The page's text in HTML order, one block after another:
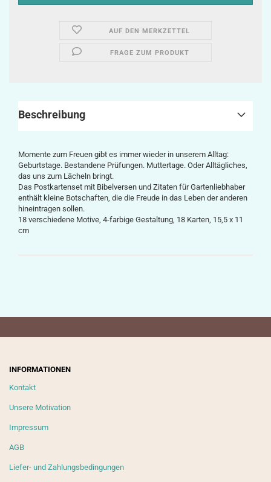
AUF DEN MERKZETTEL
FRAGE ZUM PRODUKT
Beschreibung
Momente zum Freuen gibt es immer wieder in unserem Alltag:
Geburtstage. Bestandene Prüfungen. Muttertage. Oder Alltägliches,
das uns zum Lächeln bringt.
Das Postkartenset mit Bibelversen und Zitaten für Gartenliebhaber
enthält kleine Botschaften, die die Freude in das Leben der anderen
hineintragen sollen.
18 verschiedene Motive, 4-farbige Gestaltung, 18 Karten, 15,5 x 11
cm
INFORMATIONEN
Kontakt
Unsere Motivation
Impressum
AGB
Liefer- und Zahlungsbedingungen